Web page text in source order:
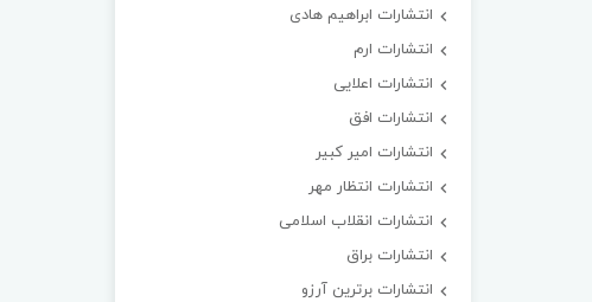
انتشارات ابراهیم هادی
انتشارات ارم
انتشارات اعلایی
انتشارات افق
انتشارات امیر کبیر
انتشارات انتظار مهر
انتشارات انقلاب اسلامی
انتشارات براق
انتشارات برترین آرزو